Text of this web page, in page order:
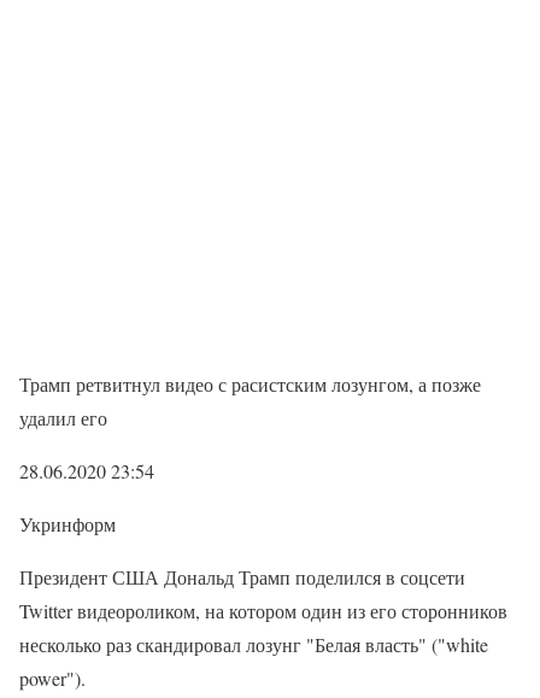
Трамп ретвитнул видео с расистским лозунгом, а позже
удалил его
28.06.2020 23:54
Укринформ
Президент США Дональд Трамп поделился в соцсети
Twitter видеороликом, на котором один из его сторонников
несколько раз скандировал лозунг "Белая власть" ("white
power").